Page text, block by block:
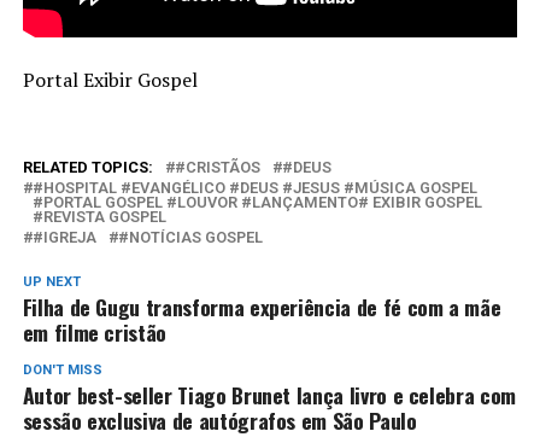
Portal Exibir Gospel
RELATED TOPICS: #CRISTÃOS
#DEUS
#HOSPITAL #EVANGÉLICO #DEUS #JESUS #MÚSICA GOSPEL
#PORTAL GOSPEL #LOUVOR #LANÇAMENTO# EXIBIR GOSPEL
#REVISTA GOSPEL
#IGREJA
#NOTÍCIAS GOSPEL
UP NEXT
Filha de Gugu transforma experiência de fé com a mãe
em filme cristão
DON'T MISS
Autor best-seller Tiago Brunet lança livro e celebra com
sessão exclusiva de autógrafos em São Paulo